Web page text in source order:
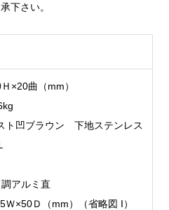
下さい。
×20曲（mm）
ト凹ブラウン 下地ステンレス
アルミ直
Ｗ×50Ｄ（mm）（省略図 I）